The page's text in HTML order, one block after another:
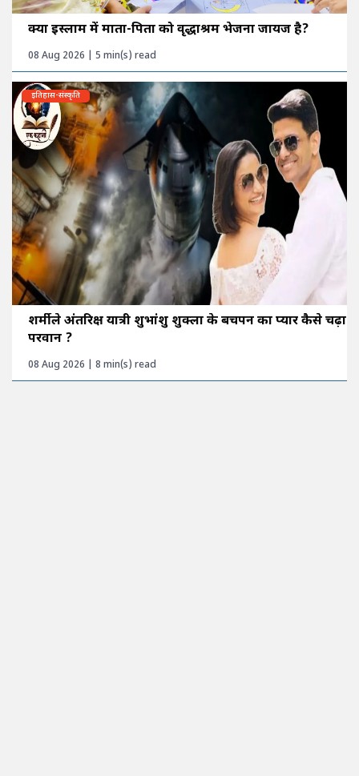
क्या इस्लाम में माता-पिता को वृद्धाश्रम भेजना जायज है?
08 Aug 2026 | 5 min(s) read
इतिहास-संस्कृति
शर्मीले अंतरिक्ष यात्री शुभांशु शुक्ला के बचपन का प्यार कैसे चढ़ा
परवान ?
08 Aug 2026 | 8 min(s) read